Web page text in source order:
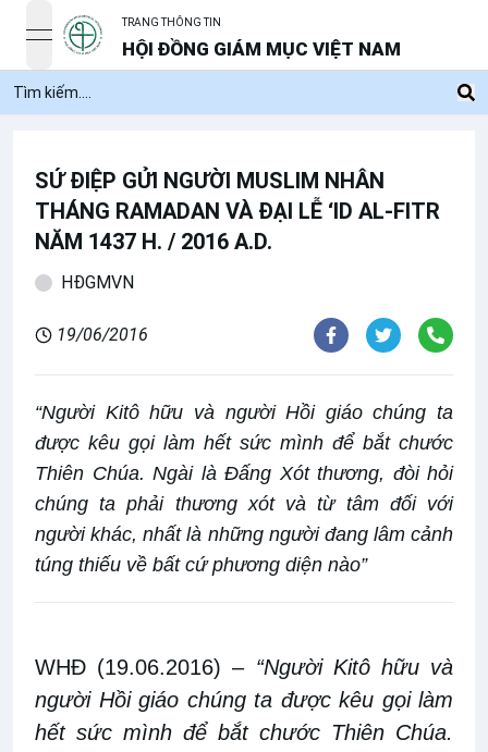
open navigation menu
TRANG THÔNG TIN
HỘI ĐỒNG GIÁM MỤC VIỆT NAM
SỨ ĐIỆP GỬI NGƯỜI MUSLIM NHÂN
THÁNG RAMADAN VÀ ĐẠI LỄ ‘ID AL-FITR
NĂM 1437 H. / 2016 A.D.
HĐGMVN
19/06/2016
“Người Kitô hữu và người Hồi giáo chúng ta
được kêu gọi làm hết sức mình để bắt chước
Thiên Chúa. Ngài là Đấng Xót thương, đòi hỏi
chúng ta phải thương xót và từ tâm đối với
người khác, nhất là những người đang lâm cảnh
túng thiếu về bất cứ phương diện nào”
WHĐ (19.06.2016) – “Người Kitô hữu và
người Hồi giáo chúng ta được kêu gọi làm
hết sức mình để bắt chước Thiên Chúa.